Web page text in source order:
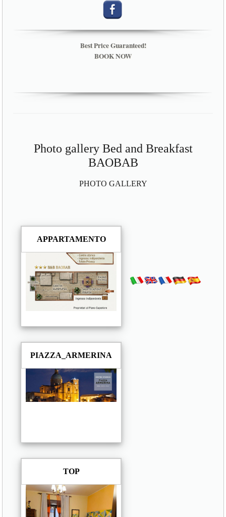
Best Price Guaranteed!
BOOK NOW
Photo gallery Bed and Breakfast
BAOBAB
PHOTO GALLERY
APPARTAMENTO
PIAZZA_ARMERINA
TOP